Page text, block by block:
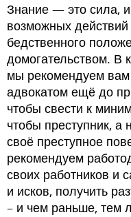
Знание — это сила,
возможных действий
бедственного
домогательством. В
мы рекомендуем вам
адвокатом ещё до
чтобы свести к
чтобы преступник, а
своё преступное
рекомендуем
своих работников и
и исков, получить
– и чем раньше, тем